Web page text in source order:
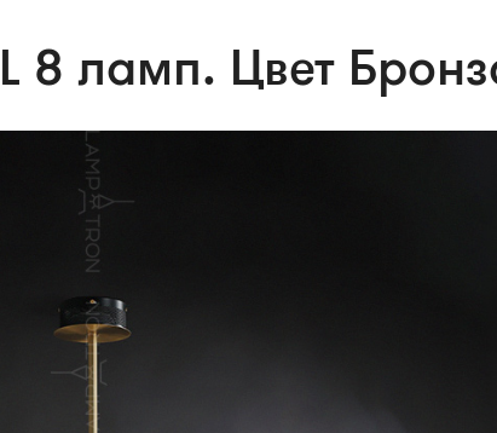
8 ламп. Цвет